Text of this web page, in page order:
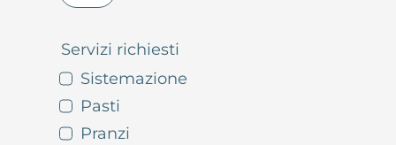
Servizi richiesti
Sistemazione
Pasti
Pranzi